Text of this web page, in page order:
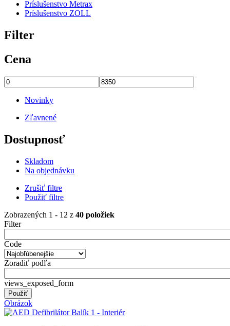
Príslušenstvo Metrax
Príslušenstvo ZOLL
Filter
Cena
Novinky
Zľavnené
Dostupnosť
Skladom
Na objednávku
Zrušiť filtre
Použiť filtre
Zobrazených 1 - 12 z 40 položiek
Filter
Code
Zoradiť podľa
views_exposed_form
Obrázok